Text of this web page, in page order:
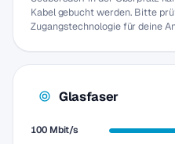
Kabel gebucht werden. Bitte
Zugangstechnologie für deine
Glasfaser
100 Mbit/s